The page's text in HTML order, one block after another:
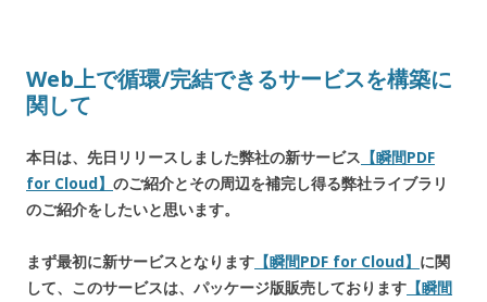
Web上で循環/完結できるサービスを構築に
関して
本日は、先日リリースしました弊社の新サービス 【瞬間PDF
for Cloud】 のご紹介とその周辺を補完し得る弊社ライブラリ
のご紹介をしたいと思います。
まず最初に新サービスとなります 【瞬間PDF for Cloud】 に関
して、このサービスは、パッケージ版販売しております 【瞬間